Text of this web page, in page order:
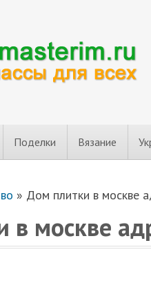
Поделки Вязание
» Дом плитки в москве
в москве